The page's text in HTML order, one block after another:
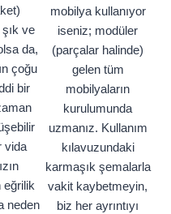
ve
da,
çoğu
bir
vida
eğrilik
neden
mobilya kullanıyor
iseniz; modüler
(parçalar halinde)
gelen tüm
mobilyaların
kurulumunda
uzmanız. Kullanım
kılavuzundaki
karmaşık şemalarla
vakit kaybetmeyin,
biz her ayrıntıyı